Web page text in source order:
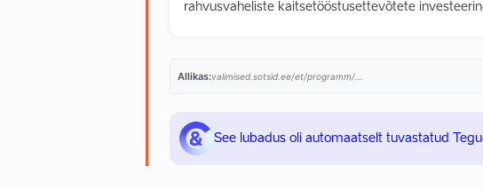
rahvusvaheliste kaitsetööstusettevõtete
Allikas:valimised.sotsid.ee/et/programm/...
See lubadus oli automaatselt tuvastatud